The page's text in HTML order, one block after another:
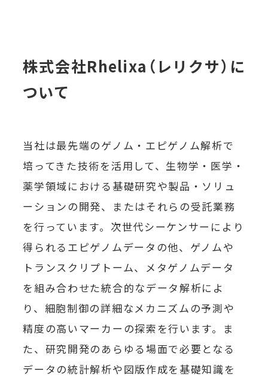
株式会社Rhelixa（レリクサ）に
ついて
当社は最先端のゲノム・エピゲノム解析で
培ってきた技術を活用して、生物学・医学・
薬学領域における基礎研究や製品・ソリュ
ーションの開発、またはそれらの受託業務
を行っています。次世代シーケンサーにより
得られるエピゲノムデータの他、ゲノムや
トランスクリプトーム、メタゲノムデータ
を組み合わせた統合的なデータ解析によ
り、細胞制御の詳細なメカニズムの予測や
精度の高いマーカーの探索を行います。ま
た、研究開発のあらゆる場面で必要となる
データの統計解析や図版作成を基礎知識を